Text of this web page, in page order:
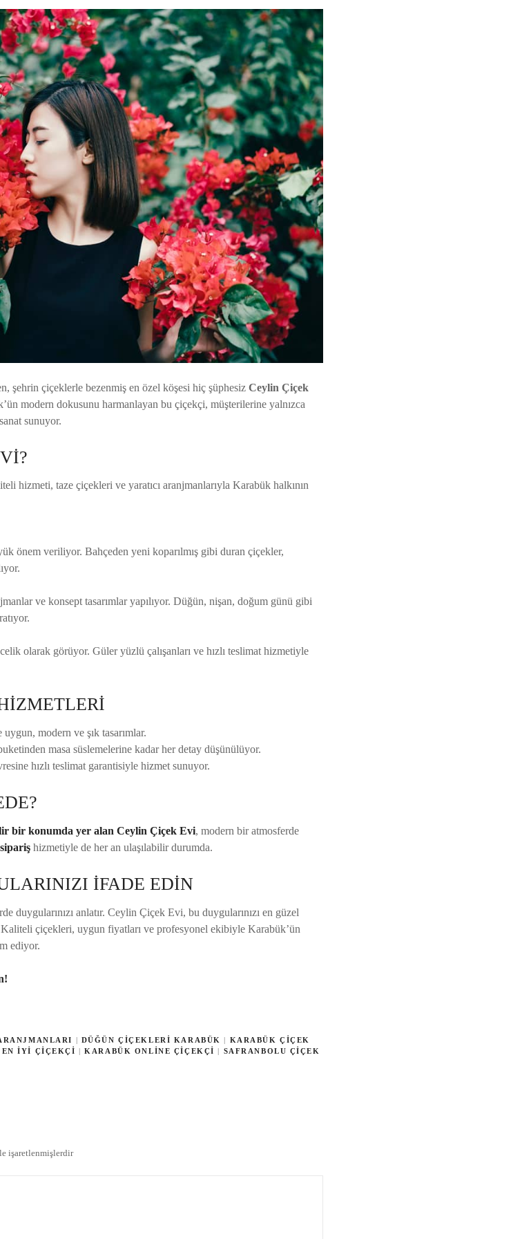
çiçeklerle bezenmiş en özel köşesi hiç şüphesiz Ceylin Çiçek
modern dokusunu harmanlayan bu çiçekçi, müşterilerine yalnızca
sunuyor.
hizmeti, taze çiçekleri ve yaratıcı aranjmanlarıyla Karabük halkının
önem veriliyor. Bahçeden yeni koparılmış gibi duran çiçekler,
ve konsept tasarımlar yapılıyor. Düğün, nişan, doğum günü gibi
olarak görüyor. Güler yüzlü çalışanları ve hızlı teslimat hizmetiyle
modern ve şık tasarımlar.
masa süslemelerine kadar her detay düşünülüyor.
hızlı teslimat garantisiyle hizmet sunuyor.
bir konumda yer alan Ceylin Çiçek Evi, modern bir atmosferde
hizmetiyle de her an ulaşılabilir durumda.
İFADE EDİN
duygularınızı anlatır. Ceylin Çiçek Evi, bu duygularınızı en güzel
çiçekleri, uygun fiyatları ve profesyonel ekibiyle Karabük’ün
ediyor.
| DÜĞÜN ÇIÇEKLERI KARABÜK | KARABÜK ÇIÇEK
EN IYI ÇIÇEKÇI |KARABÜK ONLINE ÇIÇEKÇI | SAFRANBOLU ÇIÇEK
işaretlenmişlerdir